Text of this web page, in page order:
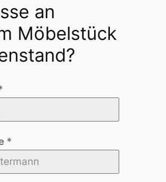
an
Möbelstück
*